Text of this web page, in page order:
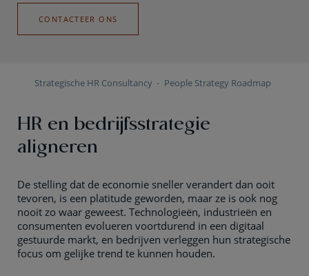
Strategische HR Consultancy People Strategy Roadmap
CONTACTEER ONS
HR en bedrijfsstrategie
aligneren
De stelling dat de economie sneller verandert dan ooit
tevoren, is een platitude geworden, maar ze is ook nog
nooit zo waar geweest. Technologieën, industrieën en
consumenten evolueren voortdurend in een digitaal
gestuurde markt, en bedrijven verleggen hun strategische
focus om gelijke trend te kunnen houden.